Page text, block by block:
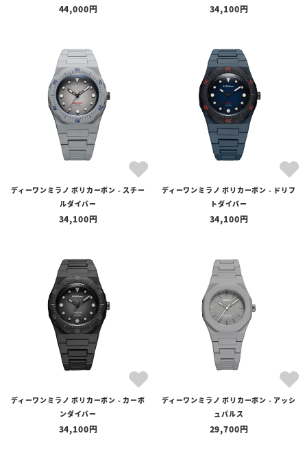
44,000 34,100
ディーワンミラノ ポリカーボン - スチー
ルダイバー
34,100
ディーワンミラノ ポリカーボン - ドリフ
トダイバー
34,100
ディーワンミラノ ポリカーボン - カーボ
ンダイバー
34,100
ディーワンミラノ ポリカーボン - アッシ
ュパルス
29,700